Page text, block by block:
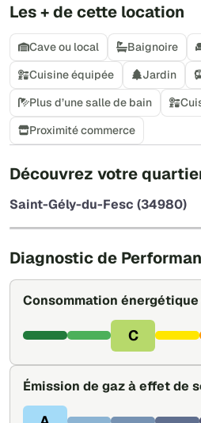
Les + de cette location
Cave ou local Baignoire
Cuisine équipée
Jardin
Plus d’une salle de bain
Proximité commerce
Découvrez votre
Saint-Gély-du-Fesc (34980)
Diagnostic de
Consommation énergétique
C
Émission de gaz à effet de